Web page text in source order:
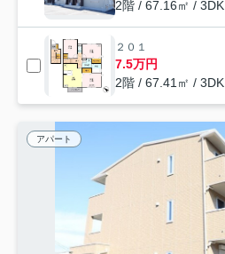
2階 / 67.16㎡ / 3DK
２０１
7.5万円
2階 / 67.41㎡ / 3DK
アパート